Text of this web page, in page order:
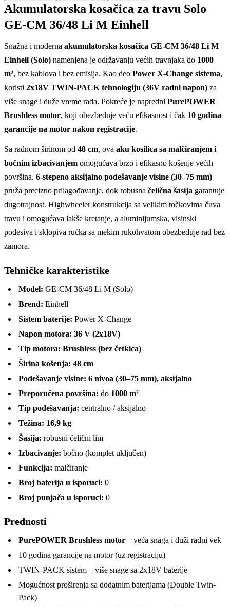
Akumulatorska kosačica za travu Solo
GE-CM 36/48 Li M Einhell
Snažna i moderna akumulatorska kosačica GE-CM 36/48 Li M
Einhell (Solo) namenjena je održavanju većih travnjaka do 1000
m², bez kablova i bez emisija. Kao deo Power X-Change sistema,
koristi 2x18V TWIN-PACK tehnologiju (36V radni napon) za
više snage i duže vreme rada. Pokreće je napredni PurePOWER
Brushless motor, koji obezbeđuje veću efikasnost i čak 10 godina
garancije na motor nakon registracije.
Sa radnom širinom od 48 cm, ova aku kosilica sa malčiranjem i
bočnim izbacivanjem omogućava brzo i efikasno košenje većih
površina. 6-stepeno aksijalno podešavanje visine (30–75 mm)
pruža precizno prilagođavanje, dok robusna čelična šasija garantuje
dugotrajnost. Highwheeler konstrukcija sa velikim točkovima čuva
travu i omogućava lakše kretanje, a aluminijumska, visinski
podesiva i sklopiva ručka sa mekim rukohvatom obezbeđuje rad bez
zamora.
Tehničke karakteristike
Model: GE-CM 36/48 Li M (Solo)
Brend: Einhell
Sistem baterije: Power X-Change
Napon motora: 36 V (2x18V)
Tip motora: Brushless (bez četkica)
Širina košenja: 48 cm
Podešavanje visine: 6 nivoa (30–75 mm), aksijalno
Preporučena površina: do 1000 m²
Tip podešavanja: centralno / aksijalno
Težina: 16,9 kg
Šasija: robusni čelični lim
Izbacivanje: bočno (komplet uključen)
Funkcija: malčiranje
Broj baterija u isporuci: 0
Broj punjača u isporuci: 0
Prednosti
PurePOWER Brushless motor – veća snaga i duži radni vek
10 godina garancije na motor (uz registraciju)
TWIN-PACK sistem – više snage sa 2x18V baterije
Mogućnost proširenja sa dodatnim baterijama (Double Twin-
Pack)